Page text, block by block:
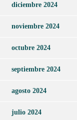
diciembre 2024
noviembre 2024
octubre 2024
septiembre 2024
agosto 2024
julio 2024